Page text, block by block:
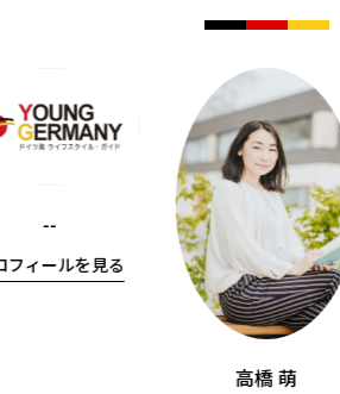
--
フィールを見る
高橋 萌